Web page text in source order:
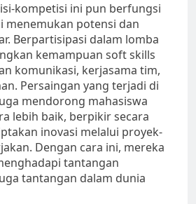
kompetisi ini pun berfungsi
menemukan potensi dan
Berpartisipasi dalam lomba
kemampuan soft skills
komunikasi, kerjasama tim,
Persaingan yang terjadi di
mendorong mahasiswa
lebih baik, berpikir secara
inovasi melalui proyek-
Dengan cara ini, mereka
tantangan
tantangan dalam dunia